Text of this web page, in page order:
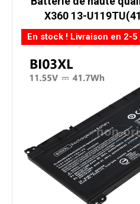
X360 13-
En stock ! Livraison en 2-